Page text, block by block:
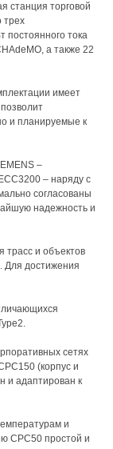
станция торговой
трех
постоянного тока
а также 22
имеет
и планируемые к
–
– наряду с
согласованы
надежность и
и объектов
Для достижения
сетях
(корпус и
и адаптирован к
и
СРС50 простой и